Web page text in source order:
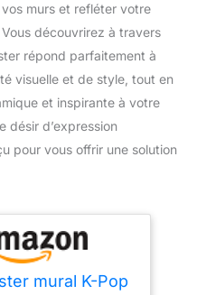
murs et refléter votre
découvrirez à travers
répond parfaitement à
visuelle et de style, tout en
et inspirante à votre
désir d’expression
pour vous offrir une solution
mural K-Pop